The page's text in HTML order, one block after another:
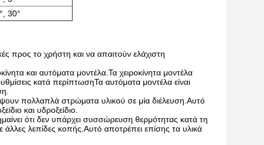
30°
προς το χρήστη και να απαιτούν ελάχιστη
και αυτόματα μοντέλα.Τα χειροκίνητα μοντέλα
κατά περίπτωσηΤα αυτόματα μοντέλα είναι
πολλαπλά στρώματα υλικού σε μία διέλευση.Αυτό
και υδροξείδιο
ότι δεν υπάρχει συσσώρευση θερμότητας κατά τη
άλλες λεπίδες κοπής.Αυτό αποτρέπει επίσης τα υλικά